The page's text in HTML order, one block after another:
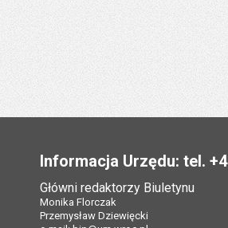
Informacja Urzędu: tel.
Główni redaktorzy Biuletynu
Monika Florczak
Przemysław Dziewięcki